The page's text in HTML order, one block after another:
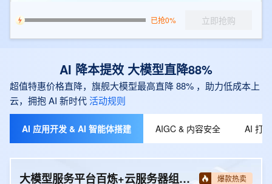
已抢0% 立即抢购
AI 降本提效 大模型直降88%
超值特惠价格直降，旗舰大模型最高直降 88% ，助力低成本上
云，拥抱 AI 新时代活动规则
AI 应用开发 & AI 智能体搭建 AIGC & 内容安全 AI 打
大模型服务平台百炼+云服务器组合套餐 爆款热卖